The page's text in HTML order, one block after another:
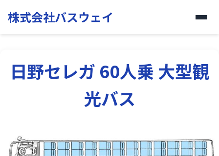
株式会社バスウェイ
日野セレガ 60人乗 大型観
光バス